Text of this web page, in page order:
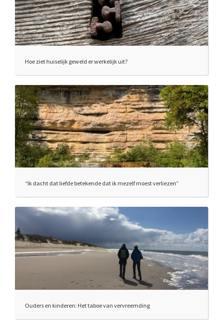
Hoe ziet huiselijk geweld er werkelijk uit?
“Ik dacht dat liefde betekende dat ik mezelf moest verliezen”
Ouders en kinderen: Het taboe van vervreemding